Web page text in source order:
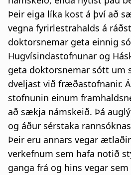
Þeir eiga líka kost á því að
vegna fyrirlestrahalds á
doktorsnemar geta einnig
Hugvísindastofnunar og
geta doktorsnemar sótt um
dveljast við fræðastofnanir.
stofnunin einum
að sækja námskeið. Þá
og áður sérstaka
Þeir eru annars vegar
verkefnum sem hafa notið
ganga frá og hins vegar